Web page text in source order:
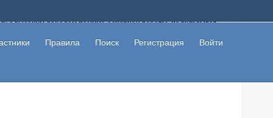
с высоким доходом помимо основной работы, не вкладывая
не попались на развод. Вы сможете начать зарабатывать
прибыль не заставит себя долго ждать.
Правила Поиск Регистрация Войти